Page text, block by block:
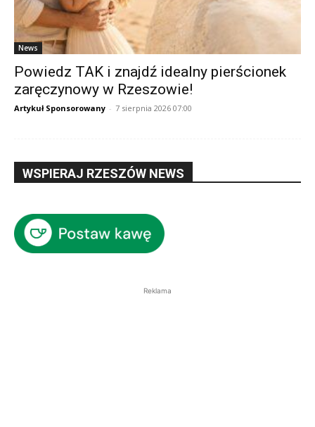
News
Powiedz TAK i znajdź idealny pierścionek
zaręczynowy w Rzeszowie!
Artykuł Sponsorowany - 7 sierpnia 2026 07:00
WSPIERAJ RZESZÓW NEWS
Reklama